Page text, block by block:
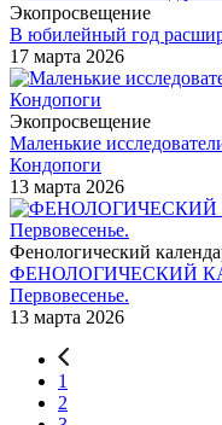
Экопросвещение
В юбилейный год
17 марта 2026
Экопросвещение
Маленькие
Кондопоги
13 марта 2026
Фенологический
ФЕНОЛОГИЧЕСКИЙ
Первовесенье.
13 марта 2026
1
2